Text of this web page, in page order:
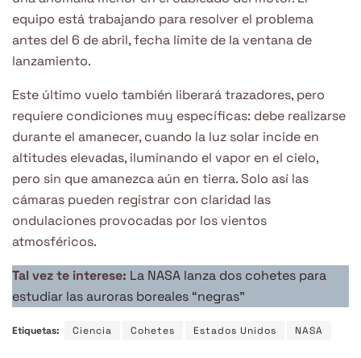
equipo está trabajando para resolver el problema
antes del 6 de abril, fecha límite de la ventana de
lanzamiento.
Este último vuelo también liberará trazadores, pero
requiere condiciones muy específicas: debe realizarse
durante el amanecer, cuando la luz solar incide en
altitudes elevadas, iluminando el vapor en el cielo,
pero sin que amanezca aún en tierra. Solo así las
cámaras pueden registrar con claridad las
ondulaciones provocadas por los vientos
atmosféricos.
Tal vez te interese: La NASA lanza dos cohetes para
estudiar las auroras boreales “negras”
Etiquetas: Ciencia Cohetes Estados Unidos NASA